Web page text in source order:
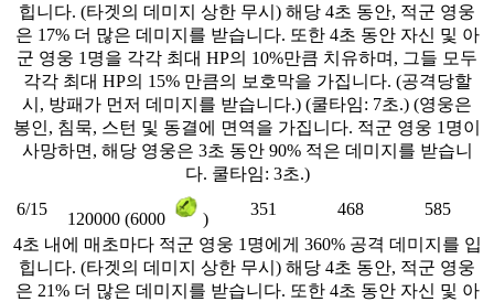
힙니다. (타겟의 데미지 상한 무시) 해당 4초 동안, 적군 영웅
은 17% 더 많은 데미지를 받습니다. 또한 4초 동안 자신 및 아
군 영웅 1명을 각각 최대 HP의 10%만큼 치유하며, 그들 모두
각각 최대 HP의 15% 만큼의 보호막을 가집니다. (공격당할
시, 방패가 먼저 데미지를 받습니다.) (쿨타임: 7초.) (영웅은
봉인, 침묵, 스턴 및 동결에 면역을 가집니다. 적군 영웅 1명이
사망하면, 해당 영웅은 3초 동안 90% 적은 데미지를 받습니
다. 쿨타임: 3초.)
6/15
120000 (6000 )
351 468
585
4초 내에 매초마다 적군 영웅 1명에게 360% 공격 데미지를 입
힙니다. (타겟의 데미지 상한 무시) 해당 4초 동안, 적군 영웅
은 21% 더 많은 데미지를 받습니다. 또한 4초 동안 자신 및 아